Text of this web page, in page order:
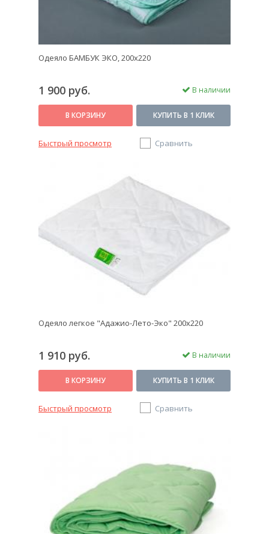
Одеяло БАМБУК ЭКО, 200x220
1 900 руб. В наличии
В КОРЗИНУ КУПИТЬ В 1 КЛИК
Быстрый просмотр Сравнить
Одеяло легкое "Адажио-Лето-Эко" 200х220
1 910 руб. В наличии
В КОРЗИНУ КУПИТЬ В 1 КЛИК
Быстрый просмотр Сравнить